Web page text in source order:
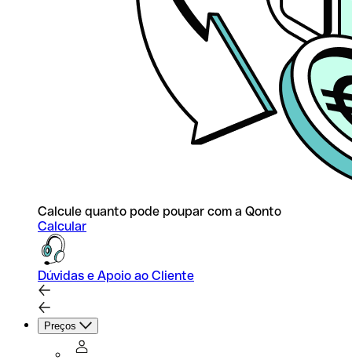
Calcule quanto pode poupar com a Qonto
Calcular
Dúvidas e Apoio ao Cliente
Preços